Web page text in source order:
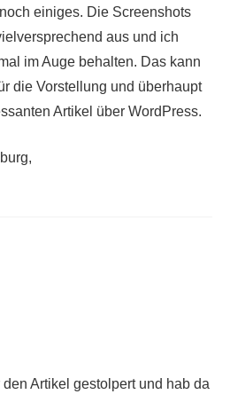
einiges. Die Screenshots
aus und ich
im Auge behalten. Das kann
die Vorstellung und überhaupt
Artikel über WordPress.
Artikel gestolpert und hab da